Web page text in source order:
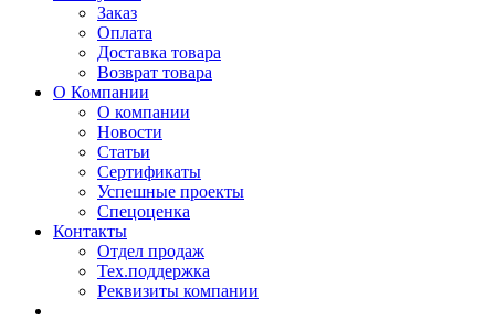
Заказ
Оплата
Доставка товара
Возврат товара
О Компании
О компании
Новости
Статьи
Сертификаты
Успешные проекты
Спецоценка
Контакты
Отдел продаж
Тех.поддержка
Реквизиты компании